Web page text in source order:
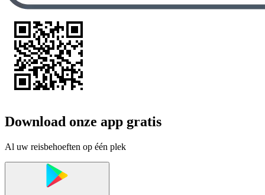
Download onze app gratis
Al uw reisbehoeften op één plek